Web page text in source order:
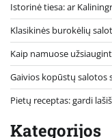
Istorinė tiesa: ar
Klasikinės burokėlių
Kaip namuose
Gaivios kopūstų salotos
Pietų receptas: gardi
Kategorijos